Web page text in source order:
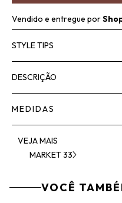
Vendido e entregue por
STYLE TIPS
DESCRIÇÃO
MEDIDAS
VEJA MAIS
MARKET 33
VOCÊ